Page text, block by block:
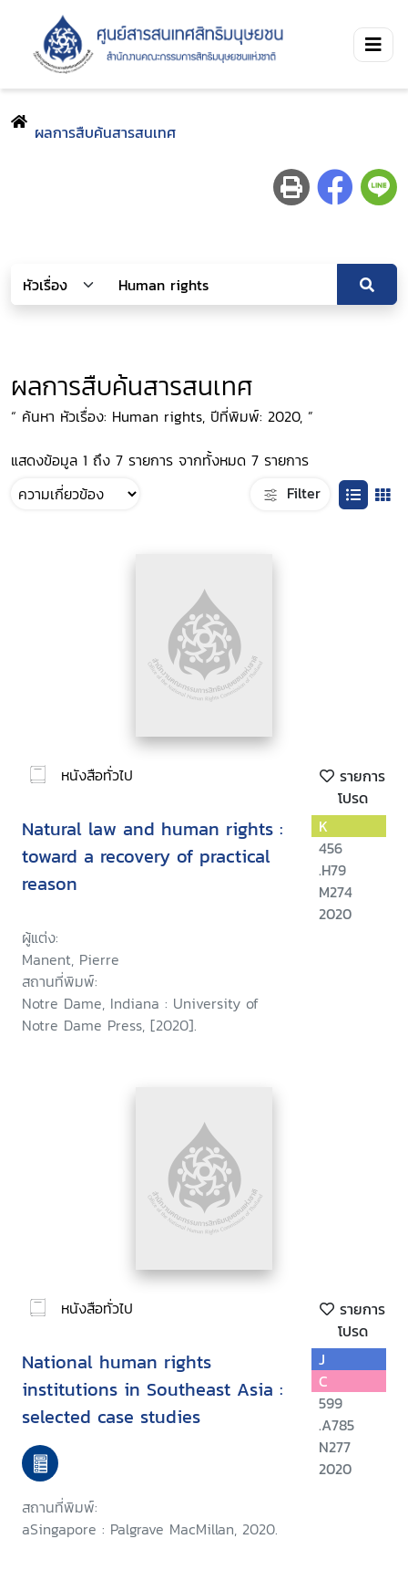
ผลการสืบค้นสารสนเทศ
ผลการสืบค้นสารสนเทศ
“ ค้นหา หัวเรื่อง: Human rights, ปีที่พิมพ์: 2020, ”
แสดงข้อมูล 1 ถึง 7 รายการ จากทั้งหมด 7 รายการ
Filter
หนังสือทั่วไป
รายการ
โปรด
Natural law and human rights :
toward a recovery of practical
reason
ผู้แต่ง:
Manent, Pierre
สถานที่พิมพ์:
Notre Dame, Indiana : University of
Notre Dame Press, [2020].
K
456
.H79
M274
2020
หนังสือทั่วไป
รายการ
โปรด
National human rights
institutions in Southeast Asia :
selected case studies
สถานที่พิมพ์:
aSingapore : Palgrave MacMillan, 2020.
J
C
599
.A785
N277
2020